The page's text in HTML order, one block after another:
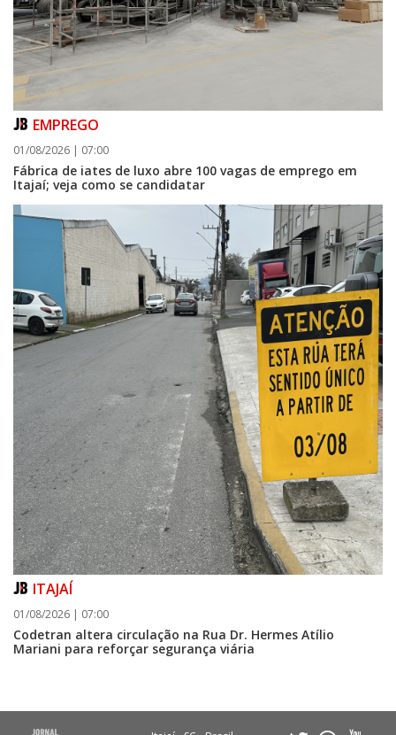
EMPREGO
01/08/2026 | 07:00
Fábrica de iates de luxo abre 100 vagas de emprego em
Itajaí; veja como se candidatar
ITAJAÍ
01/08/2026 | 07:00
Codetran altera circulação na Rua Dr. Hermes Atílio
Mariani para reforçar segurança viária